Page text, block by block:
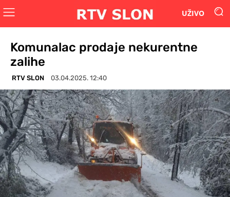
UŽIVO
Komunalac prodaje nekurentne
zalihe
RTV SLON 03.04.2025. 12:40